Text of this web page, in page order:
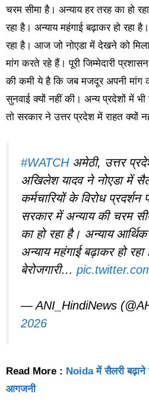
चरम सीमा है। अन्याय हर तरह का हो
रहा है। अन्याय महंगाई बढ़ाकर हो रहा
रहा है। आज जो नोएडा में देखने को
मांग करते रहे हैं। पूरी जिम्मेदारी
की कमी ये है कि जब मजदूर अपनी मांग
सुनवाई क्यों नहीं की। अन्य प्रदेशों में
तो सरकार ने उत्तर प्रदेश में राहत क्यों
#WATCHअमेठी, उत्तर
अखिलेश यादव ने नोएडा में
कर्मचारियों के विरोध
सरकार में अन्याय की चरम
का हो रहा है। अन्याय
अन्याय महंगाई बढ़ाकर हो
बेरोजगारी…
— ANI_HindiNews
2026
Read More : Noida में सैलरी बढ़ाने
आगजनी